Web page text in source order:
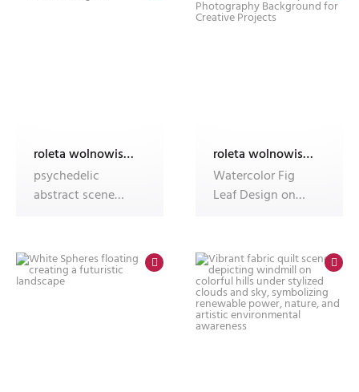
roleta wolnowisząca electro z nadrukiem
psychedelic
abstract scene
roleta wolnowisząca electro z nadrukiem
Watercolor Fig
Leaf Design on